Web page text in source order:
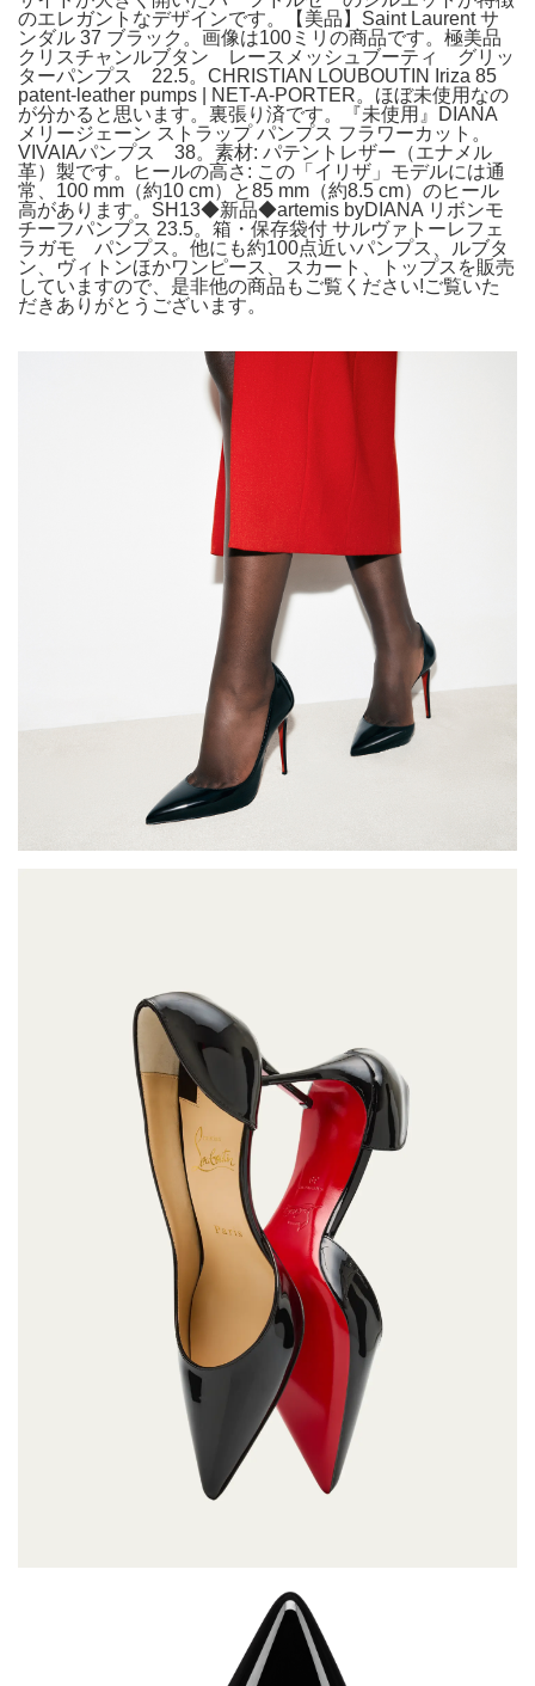
のエレガントなデザインです。【美品】Saint Laurent サ
ンダル 37 ブラック。画像は100ミリの商品です。極美品
クリスチャンルブタン レースメッシュブーティ グリッ
ターパンプス 22.5。CHRISTIAN LOUBOUTIN Iriza 85
patent-leather pumps | NET-A-PORTER。ほぼ未使用なの
が分かると思います。裏張り済です。『未使用』DIANA
メリージェーン ストラップ パンプス フラワーカット。
VIVAIAパンプス 38。素材: パテントレザー（エナメル
革）製です。ヒールの高さ: この「イリザ」モデルには通
常、100 mm（約10 cm）と85 mm（約8.5 cm）のヒール
高があります。SH13◆新品◆artemis byDIANA リボンモ
チーフパンプス 23.5。箱・保存袋付 サルヴァトーレフェ
ラガモ パンプス。他にも約100点近いパンプス、ルブタ
ン、ヴィトンほかワンピース、スカート、トップスを販売
していますので、是非他の商品もご覧ください!ご覧いた
だきありがとうございます。